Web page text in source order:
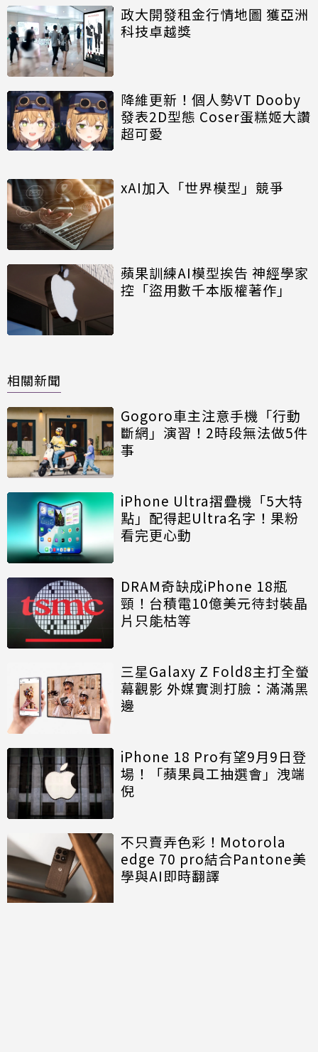
政大開發租金行情地圖 獲亞洲
科技卓越獎
降維更新！個人勢VT Dooby
發表2D型態 Coser蛋糕姬大讚
超可愛
xAI加入「世界模型」競爭
蘋果訓練AI模型挨告 神經學家
控「盜用數千本版權著作」
相關新聞
Gogoro車主注意手機「行動
斷網」演習！2時段無法做5件
事
iPhone Ultra摺疊機「5大特
點」配得起Ultra名字！果粉
看完更心動
DRAM奇缺成iPhone 18瓶
頸！台積電10億美元待封裝晶
片只能枯等
三星Galaxy Z Fold8主打全螢
幕觀影 外媒實測打臉：滿滿黑
邊
iPhone 18 Pro有望9月9日登
場！「蘋果員工抽選會」洩端
倪
不只賣弄色彩！Motorola
edge 70 pro結合Pantone美
學與AI即時翻譯